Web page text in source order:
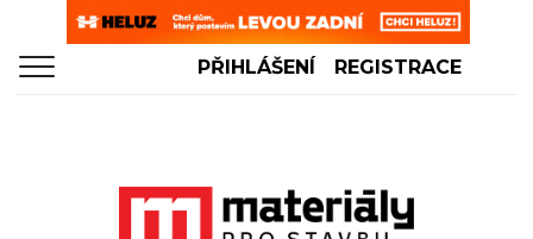
PŘIHLÁŠENÍ REGISTRACE